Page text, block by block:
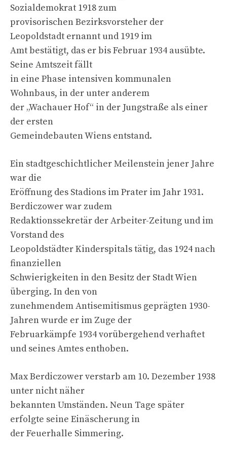
Sozialdemokrat 1918 zum
provisorischen Bezirksvorsteher der
Leopoldstadt ernannt und 1919 im
Amt bestätigt, das er bis Februar 1934 ausübte.
Seine Amtszeit fällt
in eine Phase intensiven kommunalen
Wohnbaus, in der unter anderem
der „Wachauer Hof“ in der Jungstraße als einer
der ersten
Gemeindebauten Wiens entstand.
Ein stadtgeschichtlicher Meilenstein jener Jahre
war die
Eröffnung des Stadions im Prater im Jahr 1931.
Berdiczower war zudem
Redaktionssekretär der Arbeiter-Zeitung und im
Vorstand des
Leopoldstädter Kinderspitals tätig, das 1924 nach
finanziellen
Schwierigkeiten in den Besitz der Stadt Wien
überging. In den von
zunehmendem Antisemitismus geprägten 1930-
Jahren wurde er im Zuge der
Februarkämpfe 1934 vorübergehend verhaftet
und seines Amtes enthoben.
Max Berdiczower verstarb am 10. Dezember 1938
unter nicht näher
bekannten Umständen. Neun Tage später
erfolgte seine Einäscherung in
der Feuerhalle Simmering.